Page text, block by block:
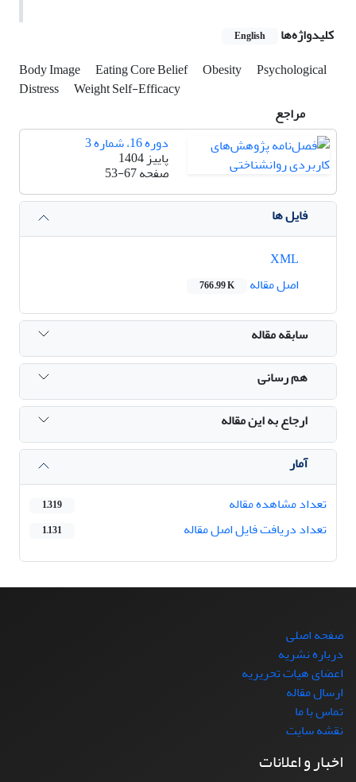
کلیدواژه‌ها
English
Body Image Eating Core Belief Obesity
Psychological
Distress
Weight Self-Efficacy
مراجع
دوره 16، شماره 3
پاییز 1404
صفحه53-67
فایل ها
اصل مقاله
766.99 K
سابقه مقاله
هم رسانی
ارجاع به این مقاله
آمار
تعداد مشاهده مقاله
1,319
تعداد دریافت فایل اصل مقاله 1,131
صفحه اصلی
درباره نشریه
اعضای هیات تحریریه
ارسال مقاله
تماس با ما
نقشه سایت
اخبار و اعلانات